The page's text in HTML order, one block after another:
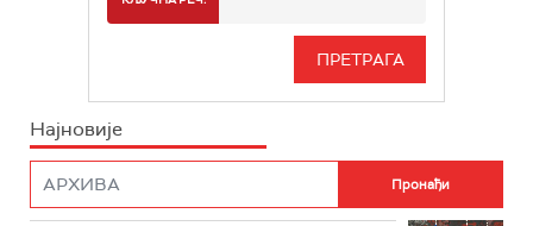
РТС 3
ИНФО
Најновије